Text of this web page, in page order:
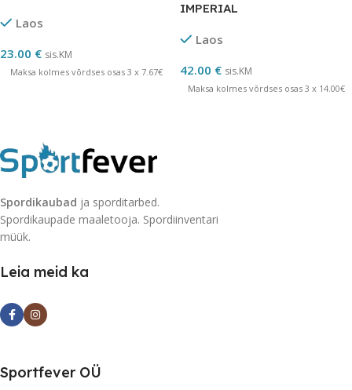
Laos
23.00 € sis.KM
Maksa kolmes võrdses osas 3 x 7.67€
IMPERIAL
Laos
42.00 € sis.KM
Maksa kolmes võrdses osas 3 x 14.00€
Spordikaubad ja sporditarbed.
Spordikaupade maaletooja. Spordiinventari
müük.
Leia meid ka
Sportfever OÜ